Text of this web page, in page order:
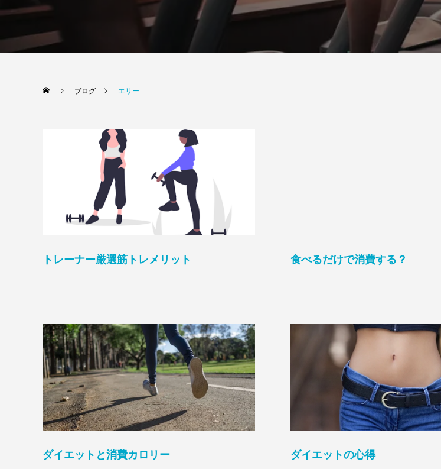
ブログ エリー
トレーナー厳選筋トレメリット 食べるだけで消費する？
ダイエットと消費カロリー ダイエットの心得